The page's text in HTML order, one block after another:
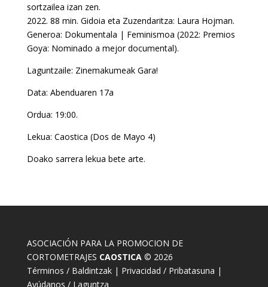
sortzailea izan zen.
2022. 88 min. Gidoia eta Zuzendaritza: Laura Hojman.
Generoa: Dokumentala | Feminismoa (2022: Premios
Goya: Nominado a mejor documental).
Laguntzaile: Zinemakumeak Gara!
Data: Abenduaren 17a
Ordua: 19:00.
Lekua: Caostica (Dos de Mayo 4)
Doako sarrera lekua bete arte.
ASOCIACIÓN PARA LA PROMOCION DE
CORTOMETRAJES CAOSTICA© 2026
Términos / Baldintzak| Privacidad / Pribatasuna |
Ayúdanos / Laguntza